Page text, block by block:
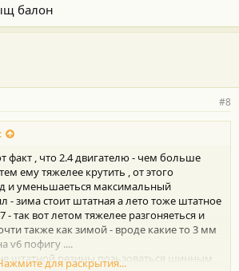
балон
#8
факт , что 2.4 двигателю - чем больше
ему тяжелее крутить , от этого
и уменьшаеться максимальный
- зима стоит штатная а лето тоже штатное
- так вот летом тяжелее разгоняеться и
также как зимой - вроде какие то 3 мм
v6 пофигу ....
штатной резины позьзоваться шинным
для раскрытия...